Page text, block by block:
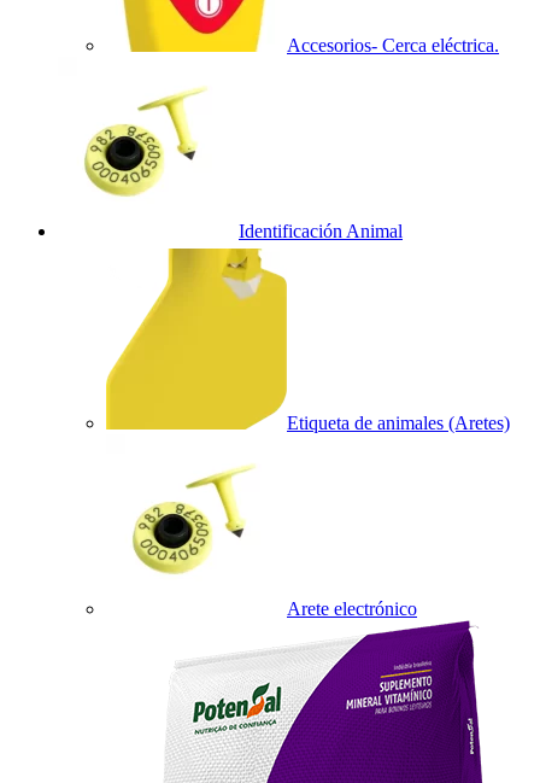
Accesorios- Cerca eléctrica.
Identificación Animal
Etiqueta de animales (Aretes)
Arete electrónico